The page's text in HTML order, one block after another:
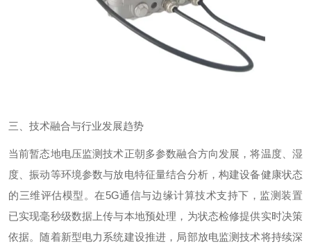
三、技术融合与行业发展趋势
当前暂态地电压监测技术正朝多参数融合方向发展，将温度、湿
度、振动等环境参数与放电特征量结合分析，构建设备健康状态
的三维评估模型。在5G通信与边缘计算技术支持下，监测装置
已实现毫秒级数据上传与本地预处理，为状态检修提供实时决策
依据。随着新型电力系统建设推进，局部放电监测技术将持续深